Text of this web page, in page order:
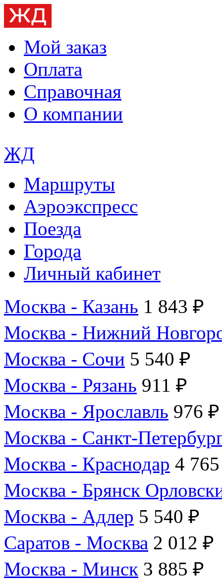
Мой заказ
Оплата
Справочная
О компании
ЖД
Маршруты
Аэроэкспресс
Поезда
Города
Личный кабинет
Москва - Казань 1 843 ₽
Москва - Нижний
Москва - Сочи 5 540 ₽
Москва - Рязань 911 ₽
Москва - Ярославль 976 ₽
Москва - Санкт-
Москва - Краснодар 4
Москва - Брянск
Москва - Адлер 5 540 ₽
Саратов - Москва 2 012 ₽
Москва - Минск 3 885 ₽